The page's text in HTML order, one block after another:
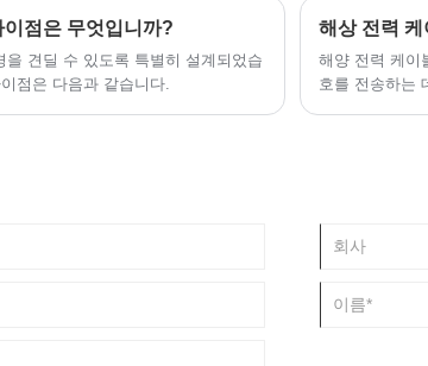
점은 무엇입니까?
견딜 수 있도록 특별히 설계되었습
점은 다음과 같습니다.
해상 전력
해양 전력 케이
호를 전송하는